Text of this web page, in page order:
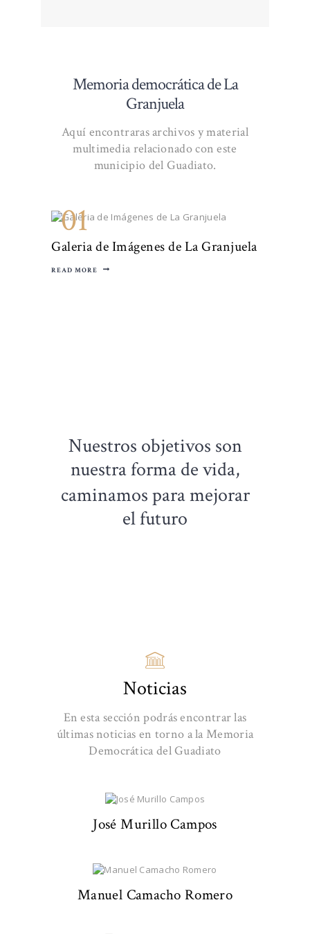
Memoria democrática de La
Granjuela
Aquí encontraras archivos y material
multimedia relacionado con este
municipio del Guadiato.
01
Galeria de Imágenes de La Granjuela
READ MORE
Nuestros objetivos son
nuestra forma de vida,
caminamos para mejorar
el futuro
Noticias
En esta sección podrás encontrar las
últimas noticias en torno a la Memoria
Democrática del Guadiato
José Murillo Campos
Manuel Camacho Romero